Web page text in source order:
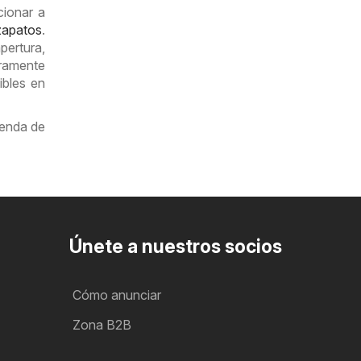
a
.
en
de
Únete a nuestros socios
Cómo anunciar
Zona B2B